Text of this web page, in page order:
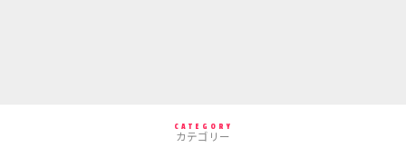
CATEGORY
カテゴリー